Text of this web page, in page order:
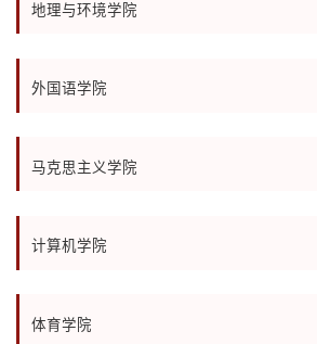
地理与环境学院
外国语学院
马克思主义学院
计算机学院
体育学院